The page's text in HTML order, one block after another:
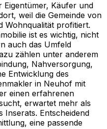
Eigentümer, Käufer und
weil die Gemeinde von
Wohnqualität profitiert.
ist es wichtig, nicht
auch das Umfeld
zählen unter anderem
Nahversorgung,
Entwicklung des
in Neuhof mit
einen erfahrenen
erwartet mehr als
Inserats. Entscheidend
eine passende